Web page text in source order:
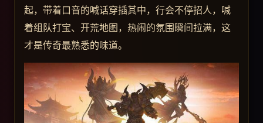
起，带着口音的喊话穿插其中，行会不停招人，喊
着组队打宝、开荒地图，热闹的氛围瞬间拉满，这
才是传奇最熟悉的味道。